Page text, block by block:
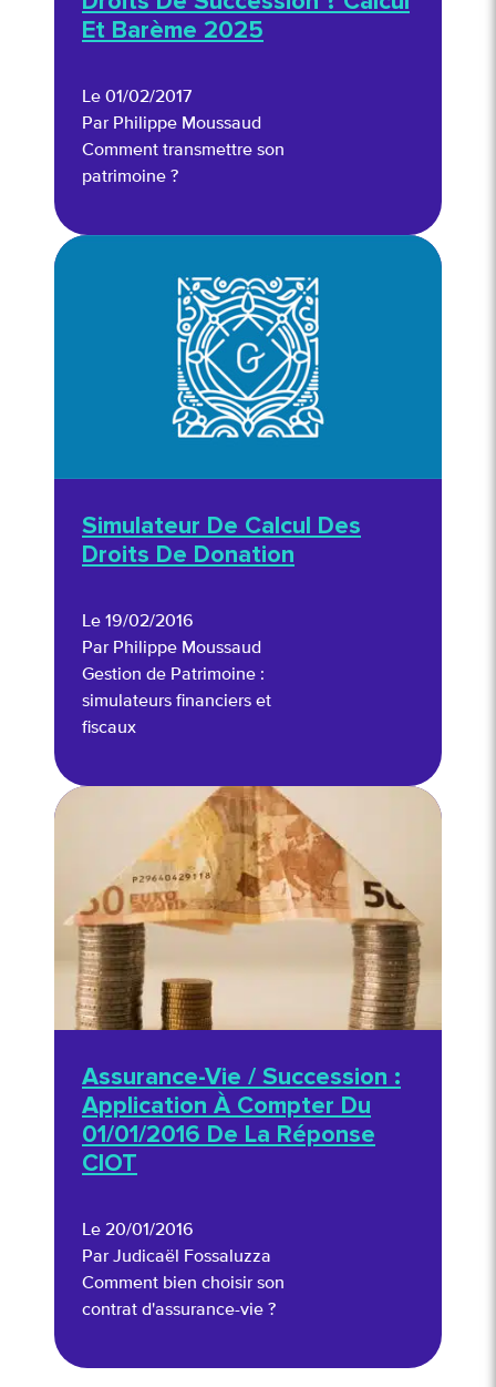
Et Barème 2025
Le 01/02/2017
Par Philippe Moussaud
Comment transmettre son
patrimoine ?
Simulateur De Calcul Des
Droits De Donation
Le 19/02/2016
Par Philippe Moussaud
Gestion de Patrimoine :
simulateurs financiers et
fiscaux
Assurance-Vie / Succession :
Application À Compter Du
01/01/2016 De La Réponse
CIOT
Le 20/01/2016
Par Judicaël Fossaluzza
Comment bien choisir son
contrat d'assurance-vie ?